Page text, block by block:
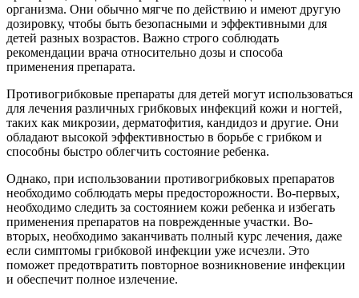
организма. Они обычно мягче по действию и имеют другую
дозировку, чтобы быть безопасными и эффективными для
детей разных возрастов. Важно строго соблюдать
рекомендации врача относительно дозы и способа
применения препарата.
Противогрибковые препараты для детей могут использоваться
для лечения различных грибковых инфекций кожи и ногтей,
таких как микрозии, дерматофития, кандидоз и другие. Они
обладают высокой эффективностью в борьбе с грибком и
способны быстро облегчить состояние ребенка.
Однако, при использовании противогрибковых препаратов
необходимо соблюдать меры предосторожности. Во-первых,
необходимо следить за состоянием кожи ребенка и избегать
применения препаратов на поврежденные участки. Во-
вторых, необходимо заканчивать полный курс лечения, даже
если симптомы грибковой инфекции уже исчезли. Это
поможет предотвратить повторное возникновение инфекции
и обеспечит полное излечение.